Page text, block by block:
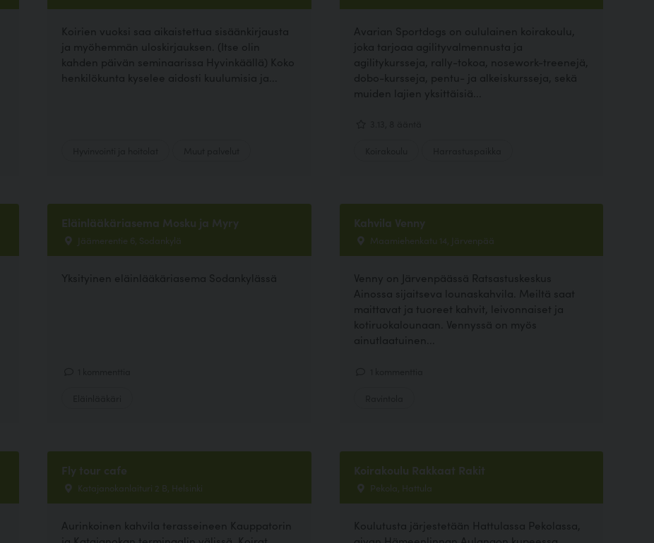
Koirien vuoksi saa aikaistettua sisäänkirjausta
ja myöhemmän uloskirjauksen. (Itse olin
kahden päivän seminaarissa Hyvinkäällä) Koko
henkilökunta kyselee aidosti kuulumisia ja...
Avarian Sportdogs on oululainen koirakoulu,
joka tarjoaa agilityvalmennusta ja
agilitykursseja, rally-tokoa, nosework-treenejä,
dobo-kursseja, pentu- ja alkeiskursseja, sekä
muiden lajien yksittäisiä...
Eläinlääkäriasema Mosku ja Myry
Jäämerentie 6, Sodankylä
Yksityinen eläinlääkäriasema Sodankylässä
Kahvila Venny
Maamiehenkatu 14, Järvenpää
Venny on Järvenpäässä Ratsastuskeskus
Ainossa sijaitseva lounaskahvila. Meiltä saat
maittavat ja tuoreet kahvit, leivonnaiset ja
kotiruokalounaan. Vennyssä on myös
ainutlaatuinen...
Fly tour cafe
Katajanokanlaituri 2 B, Helsinki
Aurinkoinen kahvila terasseineen Kauppatorin
Koirakoulu Rakkaat Rakit
Pekola, Hattula
Koulutusta järjestetään Hattulassa Pekolassa,